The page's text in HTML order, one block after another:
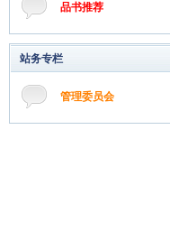
品书推荐
站务专栏
管理委员会